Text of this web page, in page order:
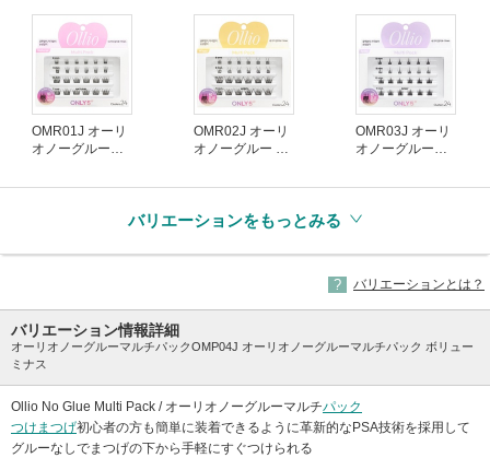
OMR01J オーリ
オノーグルーマ
ュラル
OMR02J オーリ
オノーグルー マ
スピー
OMR03J オーリ
オノーグルーマ
イキー
バリエーションをもっとみる
バリエーションとは？
バリエーション情報詳細
オーリオノーグルーマルチパックOMP04J オーリオノーグルーマルチパック ボリュー
ミナス
Ollio No Glue Multi Pack / オーリオノーグルーマルチパック
つけまつげ初心者の方も簡単に装着できるように革新的なPSA技術を採用して
グルーなしでまつげの下から手軽にすぐつけられる